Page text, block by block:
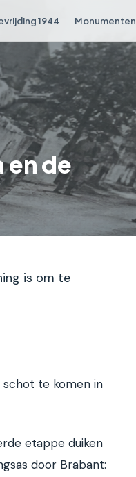
1944 Monumenten
en de
is om te
schot te komen in
etappe duiken
door Brabant: